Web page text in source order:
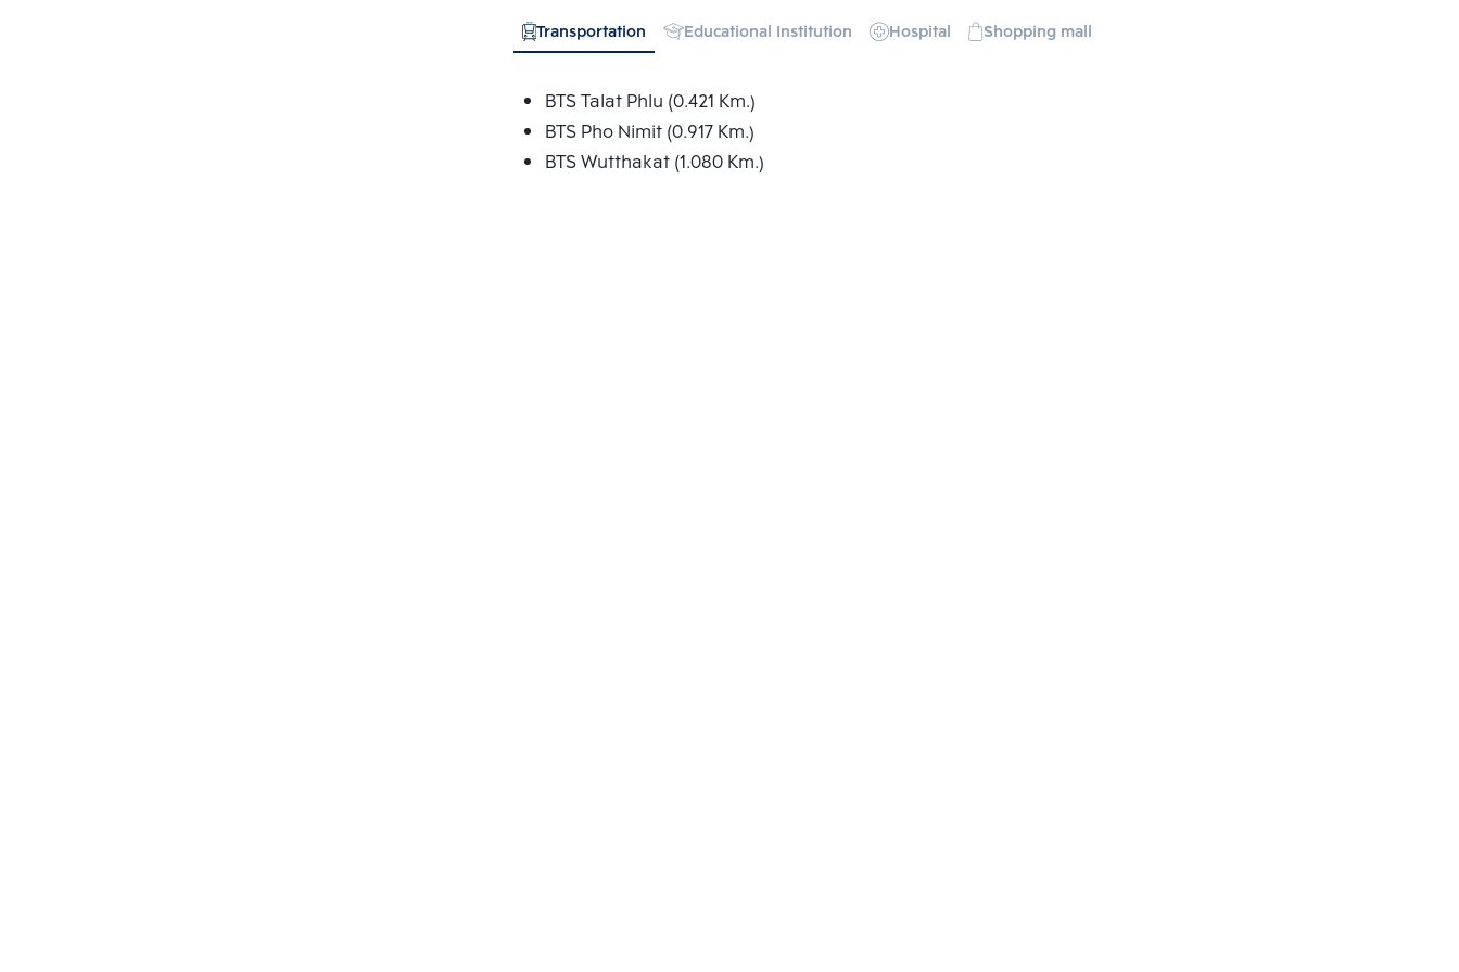
Transportation Educational Institution Hospital Shopping mall
BTS Talat Phlu (0.421 Km.)
BTS Pho Nimit (0.917 Km.)
BTS Wutthakat (1.080 Km.)